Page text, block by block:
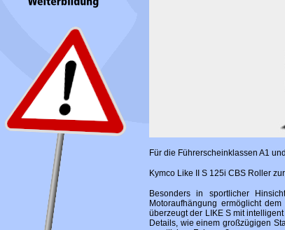
Für die Führerscheinklassen A1
Kymco Like II S 125i CBS Roller
Besonders in sportlicher
Motoraufhängung ermöglicht
überzeugt der LIKE S mit
Details, wie einem großzügigen